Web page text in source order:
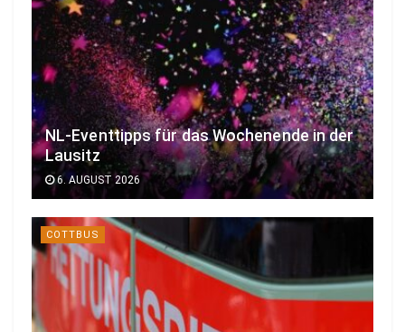
NL-Eventtipps für das Wochenende in der
Lausitz
6. AUGUST 2026
COTTBUS